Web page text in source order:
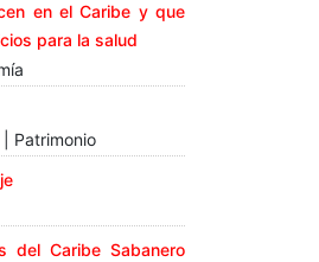
en el Caribe y que
para la salud
Patrimonio
del Caribe Sabanero